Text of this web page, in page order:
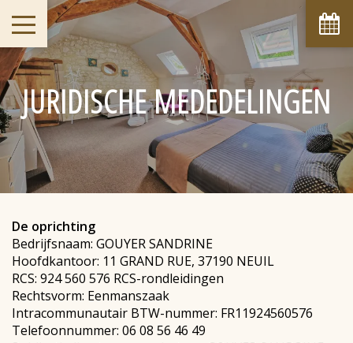
JURIDISCHE MEDEDELINGEN
De oprichting
Bedrijfsnaam: GOUYER SANDRINE
Hoofdkantoor: 11 GRAND RUE, 37190 NEUIL
RCS: 924 560 576 RCS-rondleidingen
Rechtsvorm: Eenmanszaak
Intracommunautair BTW-nummer: FR11924560576
Telefoonnummer: 06 08 56 46 49
augustus
ma di za
1
-
3
-
4
-
5
-
6
-
7
-
8
-
9
-
10 11
-
14 16
-
17 18
-
19 21
-
22
-
23
-
31
-
Officiële Site
Beste prijs garantie